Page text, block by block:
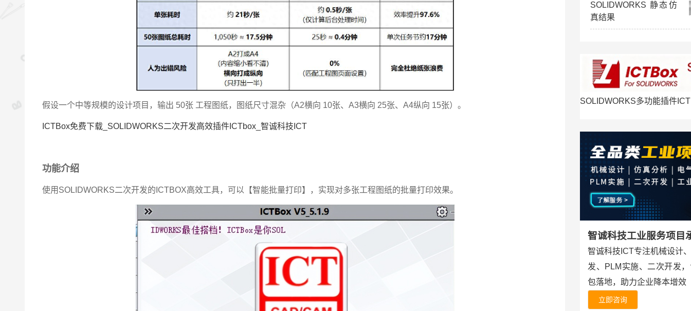
假设一个中等规模的设计项目，输出 50张 工程图纸，图纸尺寸混杂（A2横向 10张、A3横向 25张、A4纵向 15张）。
ICTBox免费下载_SOLIDWORKS二次开发高效插件ICTbox_智诚科技ICT
功能介绍
使用SOLIDWORKS二次开发的ICTBOX高效工具，可以【智能批量打印】，实现对多张工程图纸的批量打印效果。
SOLIDWORKS 静态仿
真结果
SOLIDWORKS多功能插件
智诚科技工业服务项目
智诚科技ICT专注机械设计
发、PLM实施、二次开发
包落地，助力企业降本增效
立即咨询